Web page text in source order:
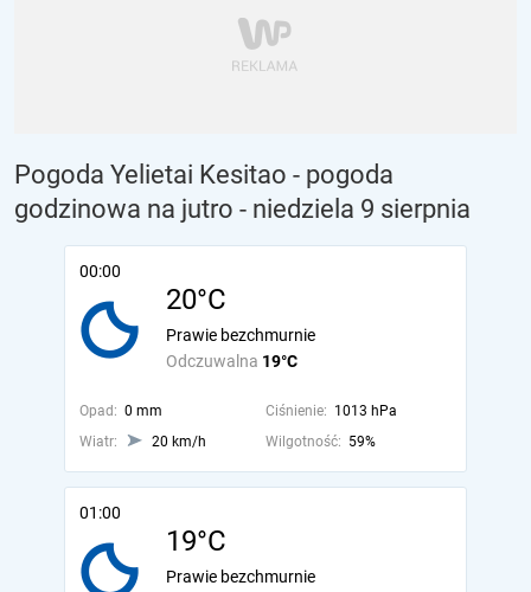
Pogoda Yelietai Kesitao - pogoda
godzinowa na jutro - niedziela 9 sierpnia
00:00
20°C
Odczuwalna 19°C
Prawie bezchmurnie
Opad: 0 mm Ciśnienie: 1013 hPa
Wiatr:
20 km/h Wilgotność: 59%
01:00
19°C
Prawie bezchmurnie